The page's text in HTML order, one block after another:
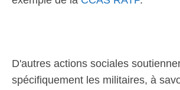
D'autres actions sociales
spécifiquement les militaires, à